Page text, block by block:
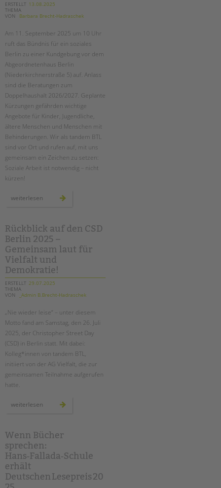
ERSTELLT 13.08.2025
THEMA
VON
Barbara Brecht-Hadraschek
Am 11. September 2025 um 10 Uhr
ruft das Bündnis für ein soziales
Berlin zu einer Kundgebung vor dem
Abgeordnetenhaus Berlin
(Niederkirchnerstraße 5) auf. Anlass
sind die Beratungen zum
Doppelhaushalt 2026/2027. Geplante
Kürzungen gefährden wichtige
Angebote für Kinder, Jugendliche,
ältere Menschen und Menschen mit
Behinderungen. Wir als tandem BTL
sind vor Ort und rufen auf, mit uns
gemeinsam ein Zeichen zu setzen:
Soziale Arbeit ist notwendig – nicht
kürzen!
weiterlesen kundgebung
am
11.
september
2025
Rückblick auf den CSD
Berlin 2025 –
Gemeinsam laut für
Vielfalt und
Demokratie!
ERSTELLT 29.07.2025
THEMA
VON
_Admin B.Brecht-Hadraschek
„Nie wieder leise“ – unter diesem
Motto fand am Samstag, den 26. Juli
2025, der Christopher Street Day
(CSD) in Berlin statt. Mit dabei:
Kolleg*innen von tandem BTL,
initiiert von der AG Vielfalt, die zur
gemeinsamen Teilnahme aufgerufen
hatte.
weiterlesen rückblick
2025
–
gemeinsam
laut
für
demokratie!
Wenn Bücher
sprechen:
Hans‑Fallada‑Schule
erhält
Deutschen Lesepreis 20